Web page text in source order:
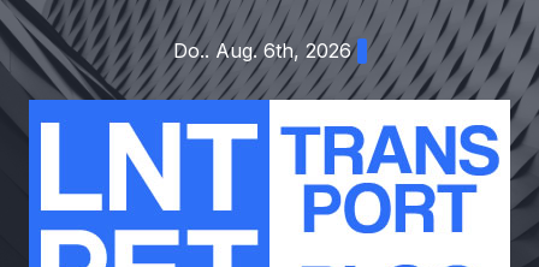
Zum
Inhalt
springen
Do.. Aug. 6th, 2026